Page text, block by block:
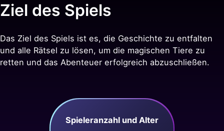
Ziel des Spiels
Das Ziel des Spiels ist es, die Geschichte zu entfalten
und alle Rätsel zu lösen, um die magischen Tiere zu
retten und das Abenteuer erfolgreich abzuschließen.
Spieleranzahl und Alter